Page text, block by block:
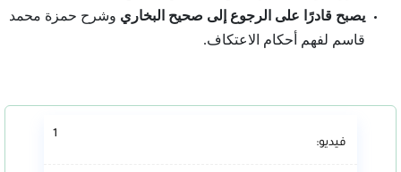
يصبح قادرًا على الرجوع إلى صحيح البخاري وشرح حمزة محمد
قاسم لفهم أحكام الاعتكاف.
فيديو:
1